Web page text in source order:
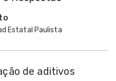
Estatal Paulista
de aditivos